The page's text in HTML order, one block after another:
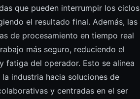
que pueden interrumpir los ciclos
el resultado final. Además, las
de procesamiento en tiempo real
más seguro, reduciendo el
fatiga del operador. Esto se alinea
industria hacia soluciones de
y centradas en el ser